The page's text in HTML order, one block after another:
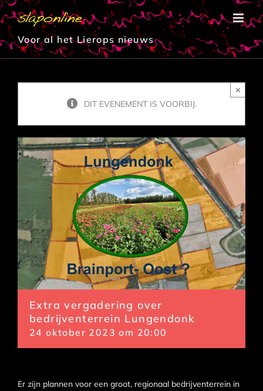
Ga
naar
inhoud
Voor al het Lierops nieuws
DIT EVENEMENT IS VOORBIJ.
×
Extra vergadering over
bedrijventerrein Lungendonk
24 oktober 2023 om 20:00
Er zijn plannen voor een groot, regionaal bedrijventerrein in